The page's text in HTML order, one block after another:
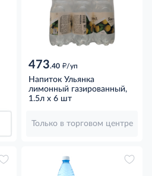
473.40 д/уп
Напиток Ульянка
лимонный газированный,
1.5л x 6 шт
Только в торговом центре